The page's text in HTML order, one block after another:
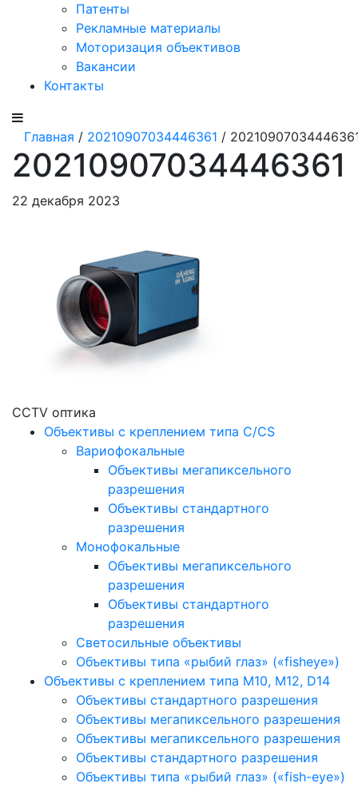
Патенты
Рекламные материалы
Моторизация объективов
Вакансии
Контакты
Главная / 20210907034446361 /
20210907034446361
22 декабря 2023
CCTV оптика
Объективы с креплением типа C/CS
Вариофокальные
Объективы мегапиксельного
разрешения
Объективы стандартного
разрешения
Монофокальные
Объективы мегапиксельного
разрешения
Объективы стандартного
разрешения
Светосильные объективы
Объективы типа «рыбий глаз» («fisheye»)
Объективы с креплением типа M10, M12, D14
Объективы стандартного разрешения
Объективы мегапиксельного разрешения
Объективы мегапиксельного разрешения
Объективы стандартного разрешения
Объективы типа «рыбий глаз» («fish-eye»)